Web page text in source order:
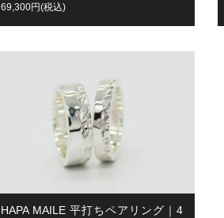
69,300円(税込)
HAPA MAILE 平打ちペアリング｜4